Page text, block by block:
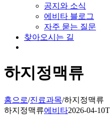
공지와 소식
에비타 블로그
자주 묻는 질문
찾아오시는 길
하지정맥류
홈으로/진료과목/하지정맥류
하지정맥류에비타2026-04-